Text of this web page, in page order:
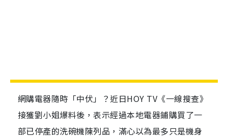
網購電器隨時「中伏」？近日HOY TV《一線搜查》
接獲劉小姐爆料後，表示經過本地電器鋪購買了一
部已停產的洗碗機陳列品，滿心以為最多只是機身